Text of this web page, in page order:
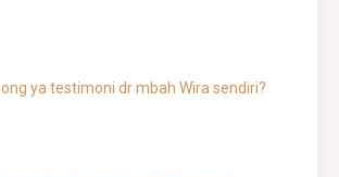
ya testimoni dr mbah Wira sendiri?